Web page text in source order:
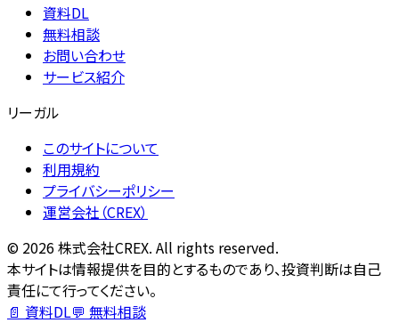
資料DL
無料相談
お問い合わせ
サービス紹介
リーガル
このサイトについて
利用規約
プライバシーポリシー
運営会社（CREX）
© 2026株式会社CREX. All rights reserved.
本サイトは情報提供を目的とするものであり、投資判断は自己
責任にて行ってください。
📄 資料DL💬 無料相談